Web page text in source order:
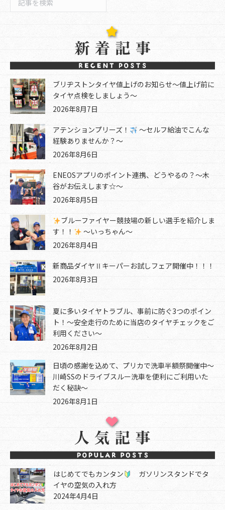
索
ブリヂストンタイヤ値上げのお知らせ～値上げ前に
タイヤ点検をしましょう～
2026年8月7日
アテンションプリーズ！
～セルフ給油でこんな
経験ありませんか？～
2026年8月6日
ENEOSアプリのポイント連携、どうやるの？～木
谷がお伝えします☆～
2026年8月5日
ブルーファイヤー競技場の新しい選手を紹介しま
す！！
～いっちゃん～
2026年8月4日
新商品ダイヤⅡキーパーお試しフェア開催中！！！
2026年8月3日
夏に多いタイヤトラブル、事前に防ぐ3つのポイン
ト！～安全走行のために当店のタイヤチェックをご
利用ください～
2026年8月2日
日頃の感謝を込めて、プリカで洗車半額祭開催中～
川崎SSのドライブスルー洗車を便利にご利用いた
だく秘訣～
2026年8月1日
はじめてでもカンタン
ガソリンスタンドでタ
イヤの空気の入れ方
2024年4月4日